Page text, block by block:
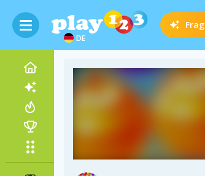
DE
Frag